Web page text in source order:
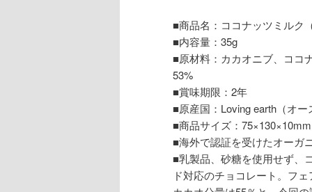
■商品名：ココナッツミルク
■内容量：35g
■原材料：カカオニブ、ココ
53%
■賞味期限：2年
■原産国：Loving earth（オ
■商品サイズ：75×130×10mm
■海外で認証を受けたオーガ
■乳製品、砂糖を使用せず、
ド対応のチョコレート。フ